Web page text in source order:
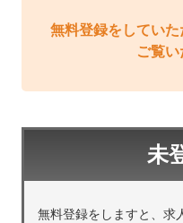
無料登録をしてい
ご覧い
未
無料登録をしますと、求